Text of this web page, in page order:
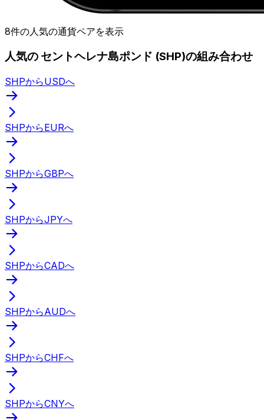
8件の人気の通貨ペアを表示
人気の セントヘレナ島ポンド (SHP)の組み合わせ
SHPからUSDへ
SHPからEURへ
SHPからGBPへ
SHPからJPYへ
SHPからCADへ
SHPからAUDへ
SHPからCHFへ
SHPからCNYへ